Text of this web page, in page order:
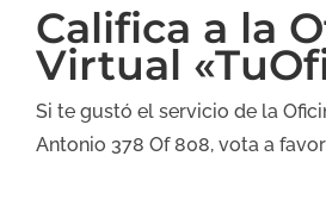
Califica a la
Virtual
Si te gustó el servicio de la
Antonio 378 Of 808, vota a